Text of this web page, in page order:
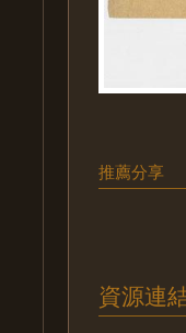
推薦分享
資源連